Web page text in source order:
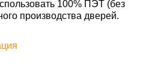
100% ПЭТ (без
производства дверей.